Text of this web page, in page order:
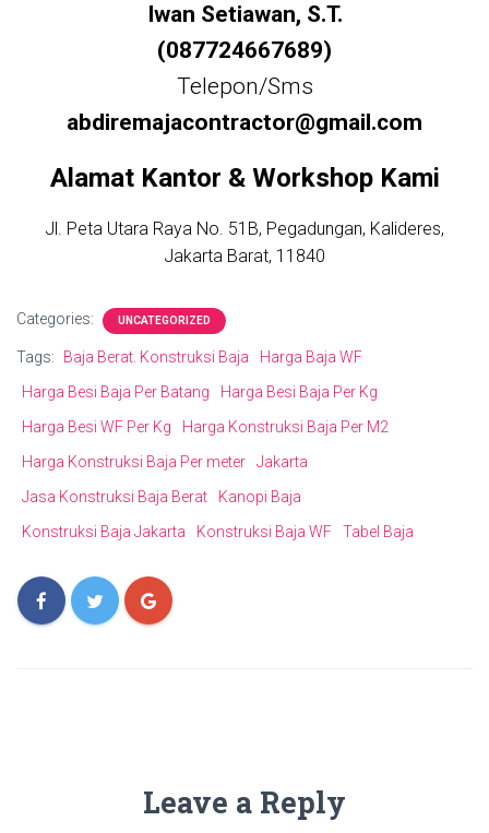
Iwan Setiawan, S.T.
(087724667689)
Telepon/Sms
abdiremajacontractor@gmail.com
Alamat Kantor & Workshop Kami
Jl. Peta Utara Raya No. 51B, Pegadungan, Kalideres,
Jakarta Barat, 11840
Categories: UNCATEGORIZED
Tags: Baja Berat. Konstruksi Baja
Harga Baja WF
Harga Besi Baja Per Batang
Harga Besi Baja Per Kg
Harga Besi WF Per Kg
Harga Konstruksi Baja Per M2
Harga Konstruksi Baja Per meter
Jakarta
Jasa Konstruksi Baja Berat
Kanopi Baja
Konstruksi Baja Jakarta
Konstruksi Baja WF Tabel Baja
Leave a Reply